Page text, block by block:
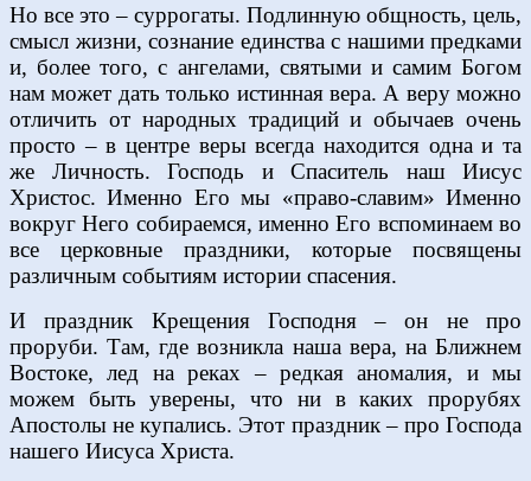
Но все это – суррогаты. Подлинную общность, цель,
смысл жизни, сознание единства с нашими предками
и, более того, с ангелами, святыми и самим Богом
нам может дать только истинная вера. А веру можно
отличить от народных традиций и обычаев очень
просто – в центре веры всегда находится одна и та
же Личность. Господь и Спаситель наш Иисус
Христос. Именно Его мы «право-славим» Именно
вокруг Него собираемся, именно Его вспоминаем во
все церковные праздники, которые посвящены
различным событиям истории спасения.
И праздник Крещения Господня – он не про
проруби. Там, где возникла наша вера, на Ближнем
Востоке, лед на реках – редкая аномалия, и мы
можем быть уверены, что ни в каких прорубях
Апостолы не купались. Этот праздник – про Господа
нашего Иисуса Христа.